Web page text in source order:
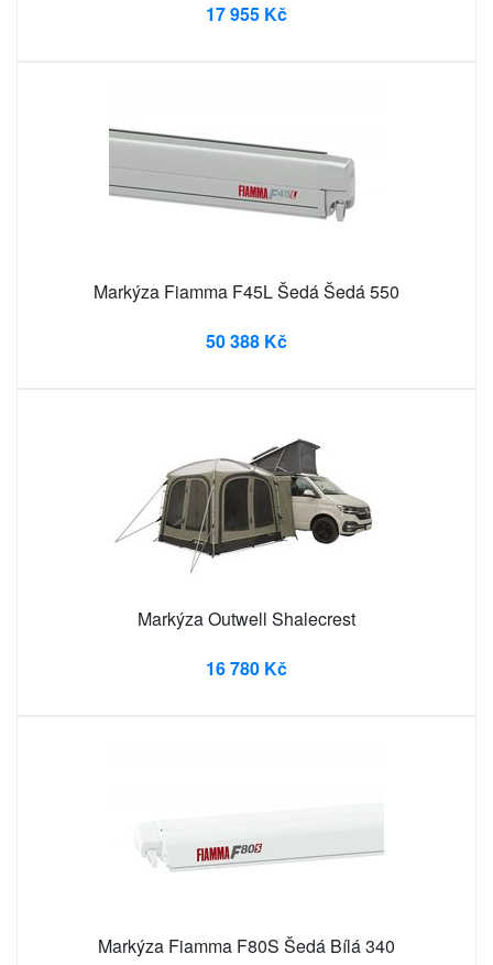
17 955 Kč
Markýza Fiamma F45L Šedá Šedá 550
50 388 Kč
Markýza Outwell Shalecrest
16 780 Kč
Markýza Fiamma F80S Šedá Bílá 340